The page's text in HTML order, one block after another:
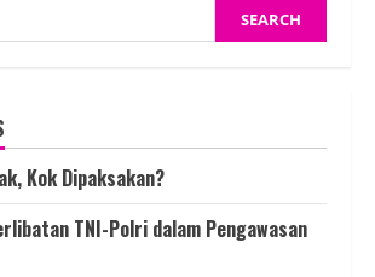
SEARCH
Kok Dipaksakan?
TNI-Polri dalam Pengawasan